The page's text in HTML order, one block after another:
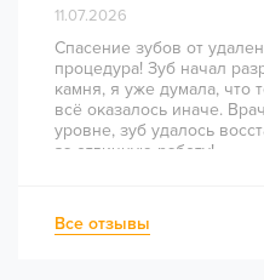
11.07.2026
Спасение зубов от
процедура! Зуб начал
камня, я уже думала, что
всё оказалось иначе.
уровне, зуб удалось
за отличную работу!
Все отзывы